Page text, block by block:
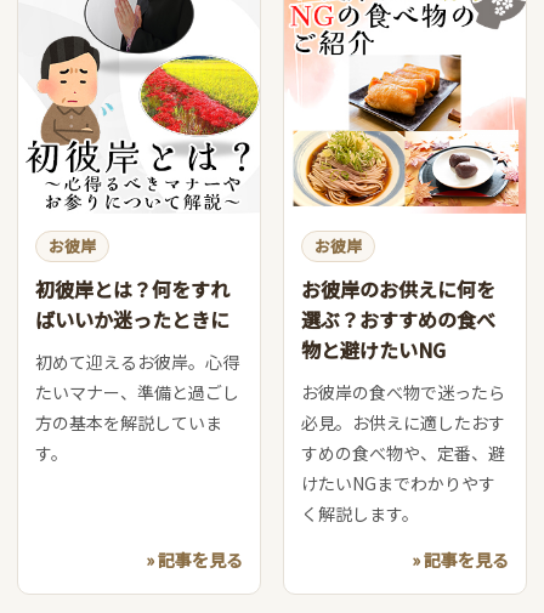
お彼岸
初彼岸とは？何をすれ
ばいいか迷ったときに
初めて迎えるお彼岸。心得
たいマナー、準備と過ごし
方の基本を解説していま
す。
» 記事を見る
お彼岸
お彼岸のお供えに何を
選ぶ？おすすめの食べ
物と避けたいNG
お彼岸の食べ物で迷ったら
必見。お供えに適したおす
すめの食べ物や、定番、避
けたいNGまでわかりやす
く解説します。
» 記事を見る